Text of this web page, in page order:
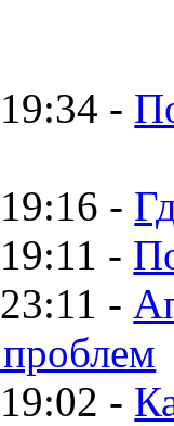
-
-
-
-
-